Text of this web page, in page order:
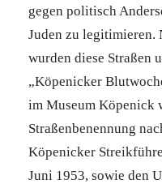
gegen politisch
Juden zu legitimieren.
wurden diese Straßen
„Köpenicker
im Museum Köpenick
Straßenbenennung
Köpenicker
Juni 1953, sowie den